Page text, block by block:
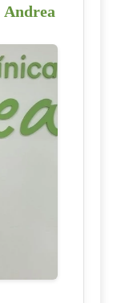
Andrea